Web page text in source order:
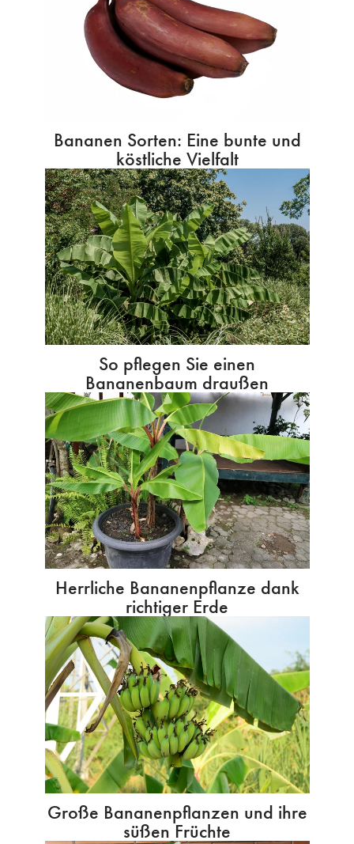
Bananen Sorten: Eine bunte und
köstliche Vielfalt
So pflegen Sie einen
Bananenbaum draußen
Herrliche Bananenpflanze dank
richtiger Erde
Große Bananenpflanzen und ihre
süßen Früchte